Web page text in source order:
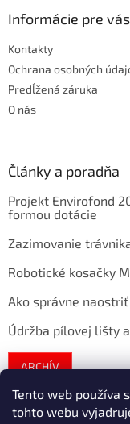
Tento web používa
tohto webu
Informácie pre vás
Kontakty
Ochrana osobných
Predĺžená záruka
O nás
Články a poradňa
Projekt Envirofond
formou dotácie
Zazimovanie
Robotické kosačky
Ako správne
Údržba pílovej lišty
ARCHÍV